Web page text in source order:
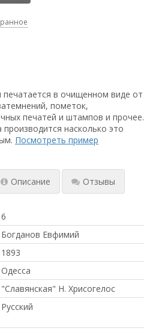
печатается в очищенном виде от
пометок,
печатей и штампов и прочее.
насколько это
Посмотреть пример
Описание Отзывы
6
Богданов Евфимий
1893
Одесса
"Славянская" Н. Хрисогелос
Русский